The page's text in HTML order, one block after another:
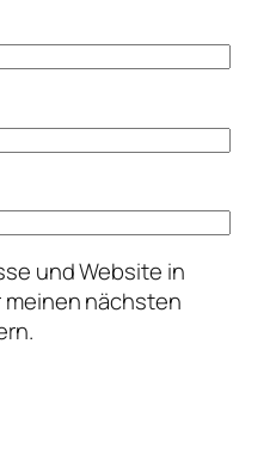
und Website in
meinen nächsten